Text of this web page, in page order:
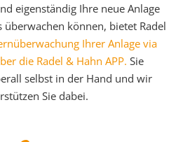
eigenständig Ihre neue Anlage
können, bietet Radel
Ihrer Anlage via
die Radel & Hahn APP. Sie
selbst in der Hand und wir
Sie dabei.